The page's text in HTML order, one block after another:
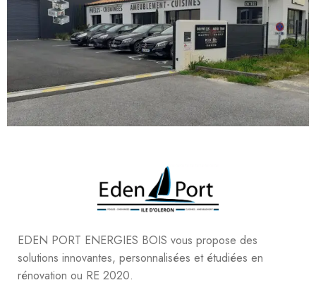
EDEN PORT ENERGIES BOIS vous propose des
solutions innovantes, personnalisées et étudiées en
rénovation ou RE 2020.